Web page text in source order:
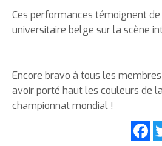
Ces performances témoignent
universitaire belge sur la scène
Encore bravo à tous les
avoir porté haut les couleurs de
championnat mondial !